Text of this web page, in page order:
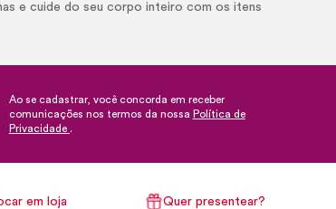
e cuide do seu corpo inteiro com os itens
Ao se cadastrar, você concorda em receber
comunicações nos termos da nossa Política de
Privacidade .
em loja Quer presentear?